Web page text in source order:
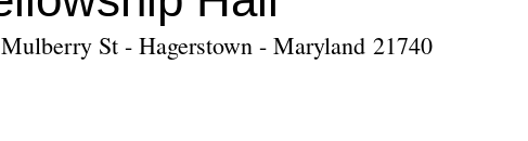
St - Hagerstown - Maryland 21740